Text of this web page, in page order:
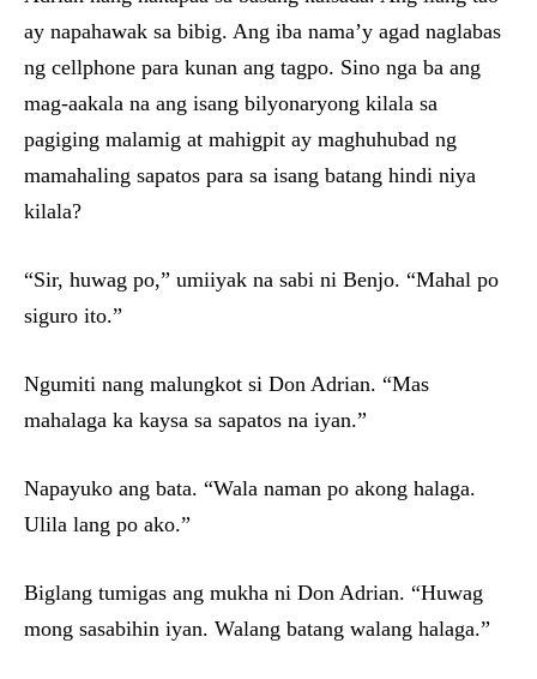
ay napahawak sa bibig. Ang iba nama’y agad naglabas
ng cellphone para kunan ang tagpo. Sino nga ba ang
mag-aakala na ang isang bilyonaryong kilala sa
pagiging malamig at mahigpit ay maghuhubad ng
mamahaling sapatos para sa isang batang hindi niya
kilala?
“Sir, huwag po,” umiiyak na sabi ni Benjo. “Mahal po
siguro ito.”
Ngumiti nang malungkot si Don Adrian. “Mas
mahalaga ka kaysa sa sapatos na iyan.”
Napayuko ang bata. “Wala naman po akong halaga.
Ulila lang po ako.”
Biglang tumigas ang mukha ni Don Adrian. “Huwag
mong sasabihin iyan. Walang batang walang halaga.”